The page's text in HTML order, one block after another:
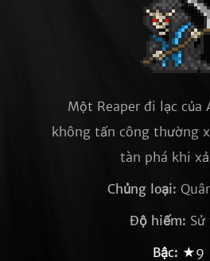
Một Reaper đi lạc của
không tấn công thường
tàn phá khi
Chủng loại:
Độ hiếm:
Bậc: ★9